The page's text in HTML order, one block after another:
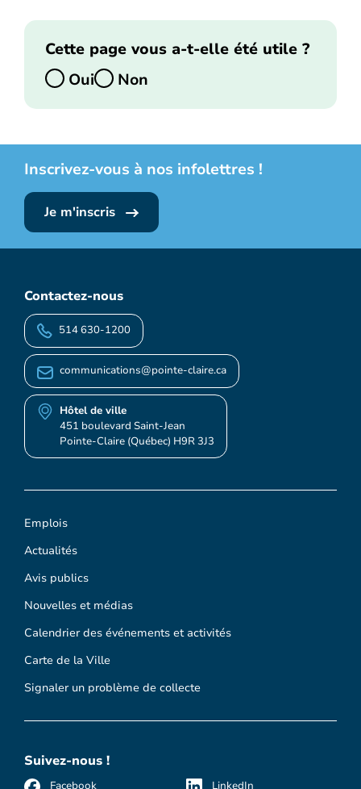
Cette page vous a-t-elle été utile ?
Oui
Non
Inscrivez-vous à nos infolettres !
Je m'inscris
Emplois
Actualités
Avis publics
Nouvelles et médias
Calendrier des événements et activités
Carte de la Ville
Signaler un problème de collecte
Contactez-nous
514 630-1200
communications@pointe-claire.ca
Hôtel de ville
451 boulevard Saint-Jean
Pointe-Claire (Québec) H9R 3J3
Suivez-nous !
Facebook LinkedIn